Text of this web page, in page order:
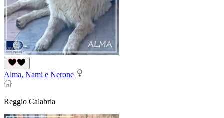
Alma, Nami e Nerone
Reggio Calabria